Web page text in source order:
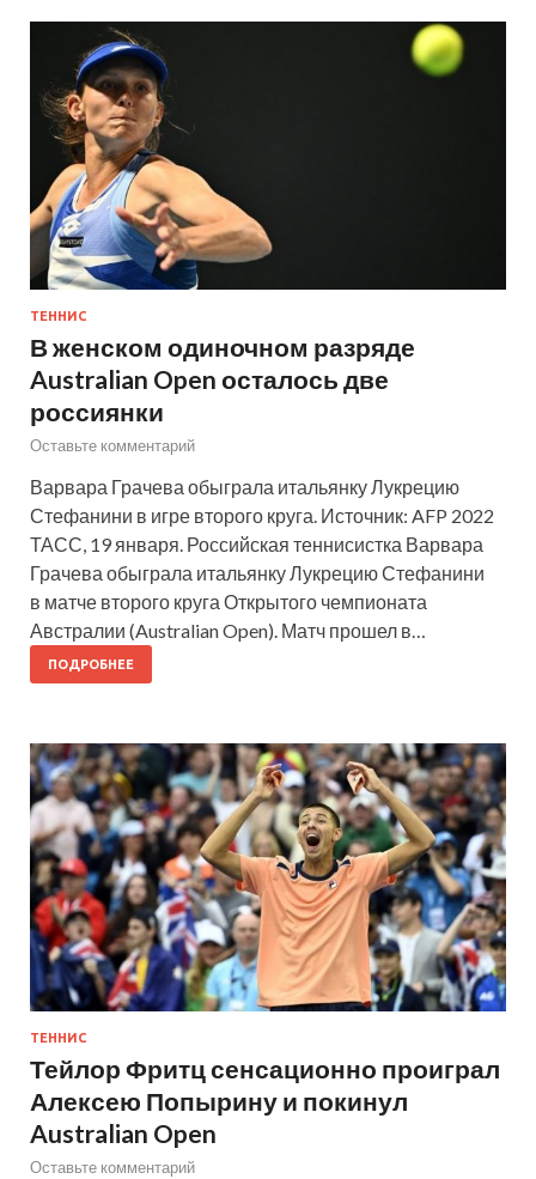
ТЕННИС
В женском одиночном разряде
Australian Open осталось две
россиянки
Оставьте комментарий
Варвара Грачева обыграла итальянку Лукрецию
Стефанини в игре второго круга. Источник: AFP 2022
ТАСС, 19 января. Российская теннисистка Варвара
Грачева обыграла итальянку Лукрецию Стефанини
в матче второго круга Открытого чемпионата
Австралии (Australian Open). Матч прошел в…
ПОДРОБНЕЕ
ТЕННИС
Тейлор Фритц сенсационно проиграл
Алексею Попырину и покинул
Australian Open
Оставьте комментарий